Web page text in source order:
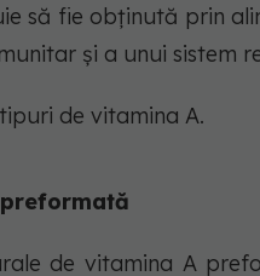
să fie obținută prin
și a unui sistem
de vitamina A.
de vitamina A